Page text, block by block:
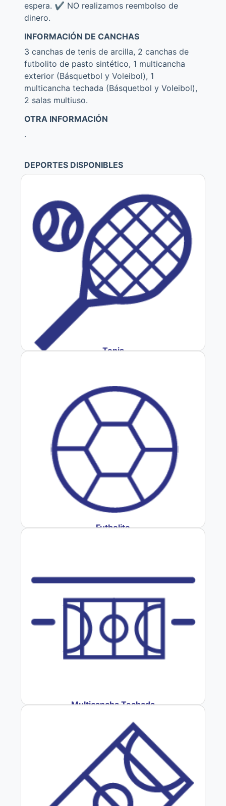
espera. ✔️ NO realizamos reembolso de
dinero.
INFORMACIÓN DE CANCHAS
3 canchas de tenis de arcilla, 2 canchas de
futbolito de pasto sintético, 1 multicancha
exterior (Básquetbol y Voleibol), 1
multicancha techada (Básquetbol y Voleibol),
2 salas multiuso.
OTRA INFORMACIÓN
.
DEPORTES DISPONIBLES
Tenis
Futbolito
Multicancha Techada